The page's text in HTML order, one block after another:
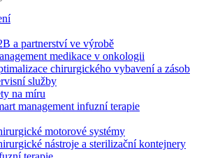
a partnerství ve výrobě
medikace v onkologii
chirurgického vybavení a zásob
služby
na míru
management infuzní terapie​
motorové systémy
nástroje a sterilizační kontejnery